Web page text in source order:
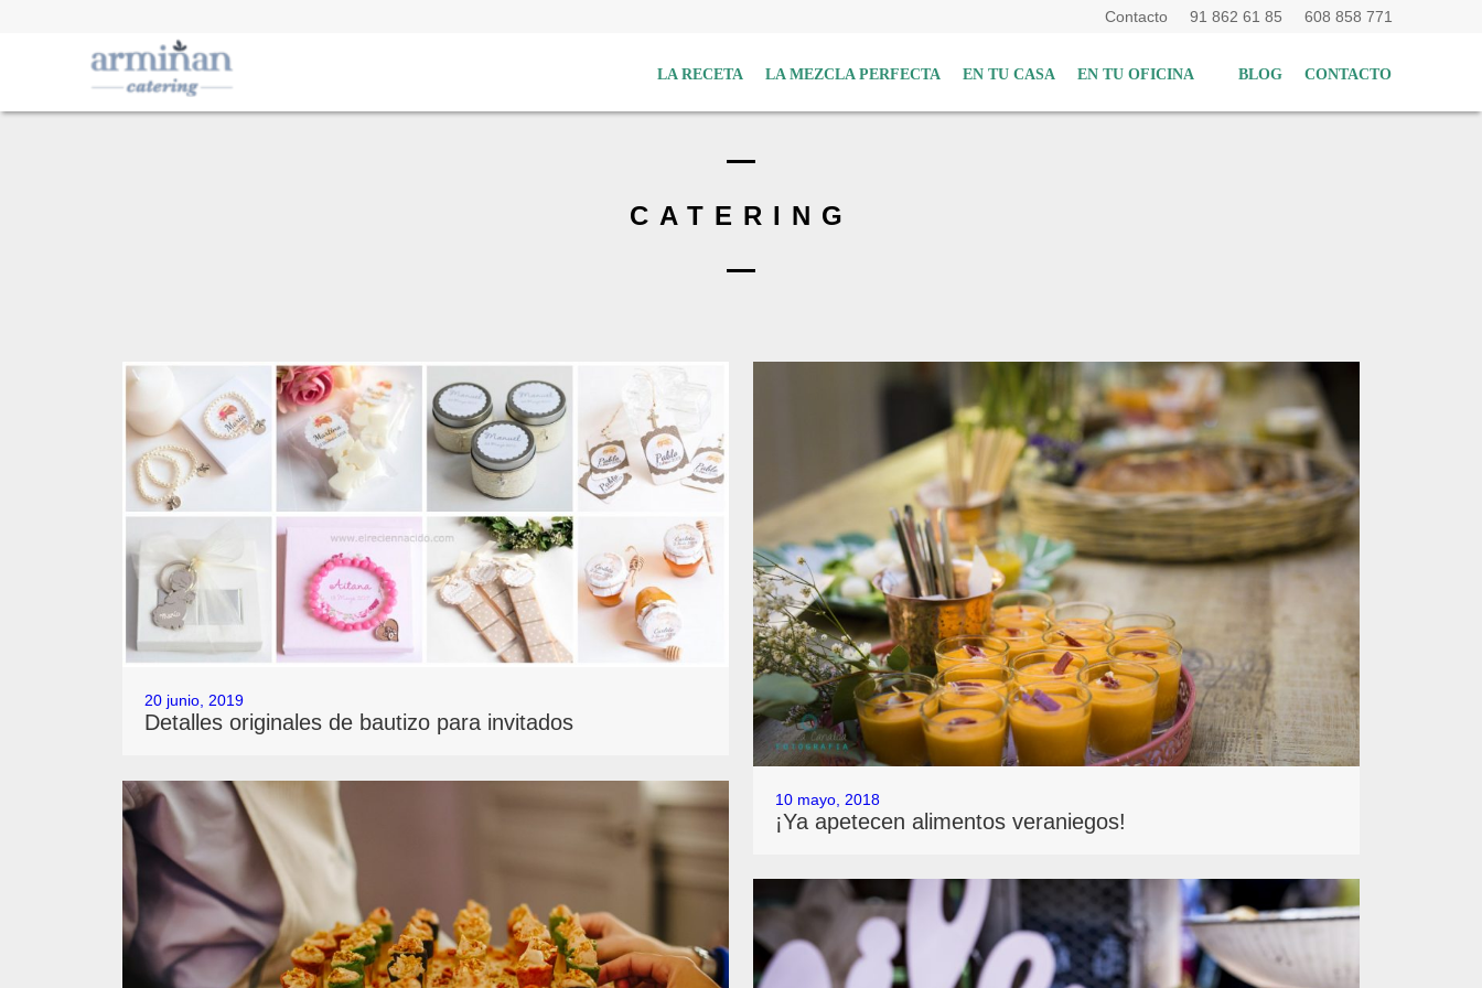
Contacto 91 862 61 85 608 858 771
CONTACTO
BLOG
EN TU OFICINA
EN TU CASA
LA MEZCLA PERFECTA
LA RECETA
CATERING
20 junio, 2019
Detalles originales de bautizo para invitados
10 mayo, 2018
¡Ya apetecen alimentos veraniegos!